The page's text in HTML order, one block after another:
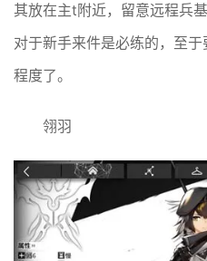
其放在主t附近，留意远程兵
对于新手来件是必练的，至
程度了。
翎羽